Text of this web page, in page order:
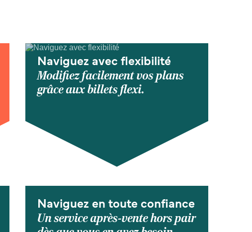
Naviguez avec flexibilité
Modifiez facilement vos plans
grâce aux billets flexi.
Naviguez en toute confiance
Un service après-vente hors pair